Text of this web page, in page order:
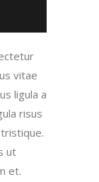
vitae
ligula a
risus
ut
et.